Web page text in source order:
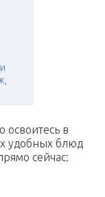
освоитесь в
удобных блюд
сейчас: